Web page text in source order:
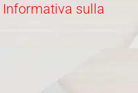
Informativa sulla